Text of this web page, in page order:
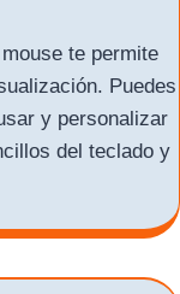
te permite
Puedes
y personalizar
del teclado y